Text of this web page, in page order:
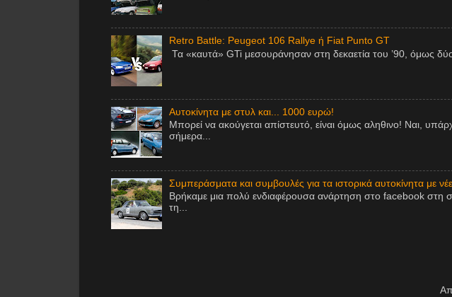
Retro Battle: Peugeot 106 Rallye ή Fiat Punto GT
Τα «καυτά» GTi μεσουράνησαν στη δεκαετία του ’90, όμως
Αυτοκίνητα με στυλ και... 1000 ευρώ!
Μπορεί να ακούγεται απίστευτό, είναι όμως αληθινο! Ναι,
σήμερα...
Συμπεράσματα και συμβουλές για τα ιστορικά αυτοκίνητα με
Βρήκαμε μια πολύ ενδιαφέρουσα ανάρτηση στο facebook στη
τη...